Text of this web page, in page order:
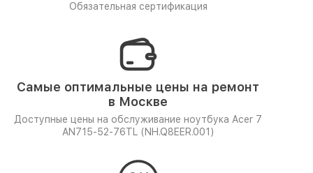
Обязательная сертификация
Самые оптимальные цены на ремонт
в Москве
Доступные цены на обслуживание ноутбука Acer 7
AN715-52-76TL (NH.Q8EER.001)